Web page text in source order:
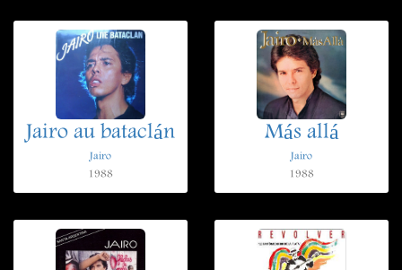
Jairo au bataclán
Jairo
1988
Más allá
Jairo
1988